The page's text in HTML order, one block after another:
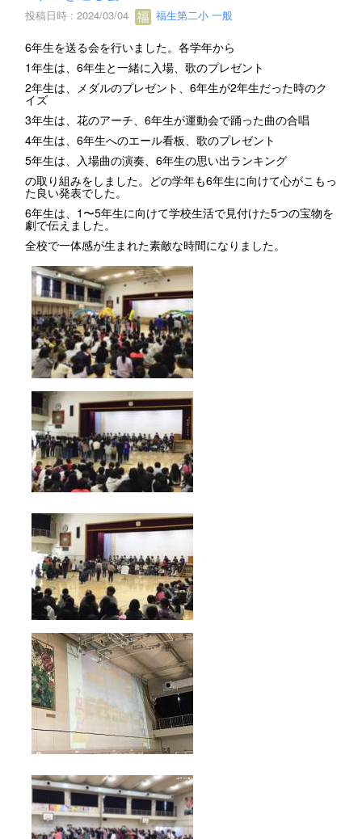
投稿日時 : 2024/03/04 福生第二小 一般
6年生を送る会を行いました。各学年から
1年生は、6年生と一緒に入場、歌のプレゼント
2年生は、メダルのプレゼント、6年生が2年生だった時のク
イズ
3年生は、花のアーチ、6年生が運動会で踊った曲の合唱
4年生は、6年生へのエール看板、歌のプレゼント
5年生は、入場曲の演奏、6年生の思い出ランキング
の取り組みをしました。どの学年も6年生に向けて心がこもっ
た良い発表でした。
6年生は、1〜5年生に向けて学校生活で見付けた5つの宝物を
劇で伝えました。
全校で一体感が生まれた素敵な時間になりました。